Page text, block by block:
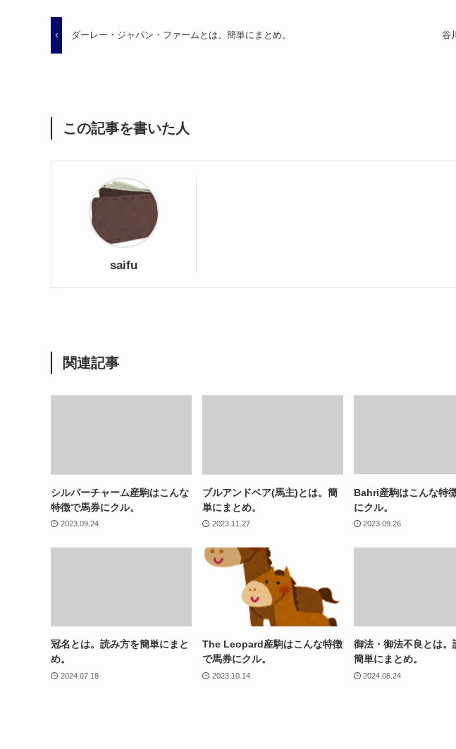
ダーレー・ジャパン・ファームとは。簡単にまとめ。 谷
この記事を書いた人
saifu
関連記事
シルバーチャーム産駒はこんな
特徴で馬券にクル。
2023.09.24
ブルアンドベア(馬主)とは。簡
単にまとめ。
2023.11.27
Bahri産駒はこんな特
にクル。
2023.09.26
冠名とは。読み方を簡単にまと
め。
2024.07.18
The Leopard産駒はこんな特徴
で馬券にクル。
2023.10.14
御法・御法不良とは。
簡単にまとめ。
2024.06.24